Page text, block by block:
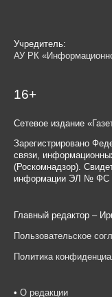
Учредитель:
АУ РК
16+
Сетевое издание
Зарегистрировано
связи,
(Роскомнадзор).
информации ЭЛ № ФС
Главный редактор –
Пользовательское
Политика
• О редакции